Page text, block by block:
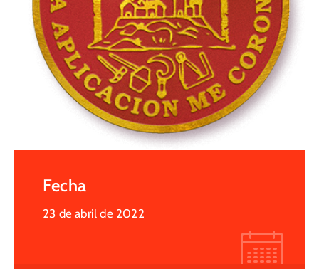
Fecha
23 de abril de 2022